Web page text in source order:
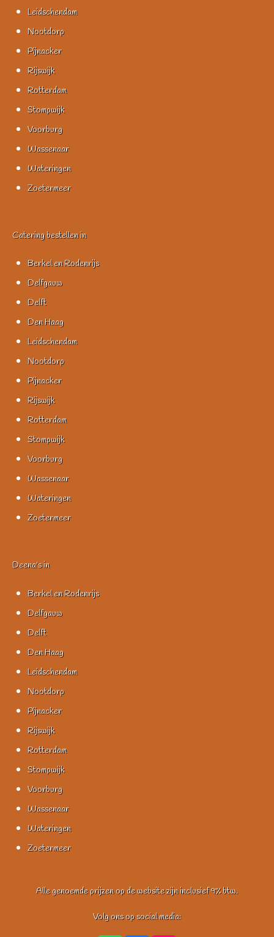
Leidschendam
Nootdorp
Pijnacker
Rijswijk
Rotterdam
Stompwijk
Voorburg
Wassenaar
Wateringen
Zoetermeer
Catering bestellen in
Berkel en Rodenrijs
Delfgauw
Delft
Den Haag
Leidschendam
Nootdorp
Pijnacker
Rijswijk
Rotterdam
Stompwijk
Voorburg
Wassenaar
Wateringen
Zoetermeer
Deena's in
Berkel en Rodenrijs
Delfgauw
Delft
Den Haag
Leidschendam
Nootdorp
Pijnacker
Rijswijk
Rotterdam
Stompwijk
Voorburg
Wassenaar
Wateringen
Zoetermeer
Alle genoemde prijzen op de website zijn inclusief 9% btw.
Volg ons op social media: